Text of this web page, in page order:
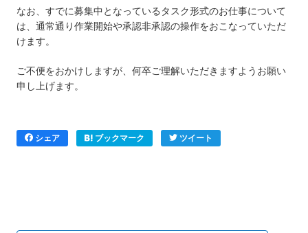
なお、すでに募集中となっているタスク形式のお仕事について
は、通常通り作業開始や承認非承認の操作をおこなっていただ
けます。
ご不便をおかけしますが、何卒ご理解いただきますようお願い
申し上げます。
シェア ブックマーク ツイート